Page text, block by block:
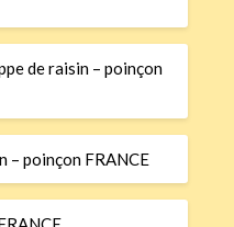
de raisin – poinçon
– poinçon FRANCE